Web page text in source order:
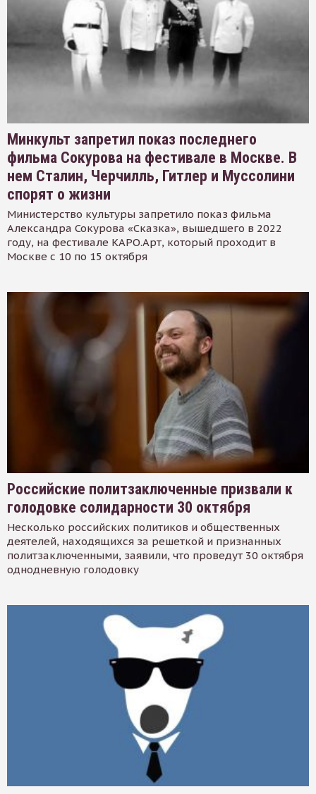
Минкульт запретил показ последнего
фильма Сокурова на фестивале в Москве. В
нем Сталин, Черчилль, Гитлер и Муссолини
спорят о жизни
Министерство культуры запретило показ фильма
Александра Сокурова «Сказка», вышедшего в 2022
году, на фестивале КАРО.Арт, который проходит в
Москве с 10 по 15 октября
Российские политзаключенные призвали к
голодовке солидарности 30 октября
Несколько российских политиков и общественных
деятелей, находящихся за решеткой и признанных
политзаключенными, заявили, что проведут 30 октября
однодневную голодовку